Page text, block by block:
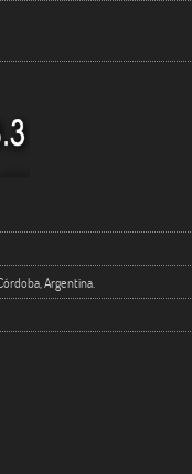
Argentina.